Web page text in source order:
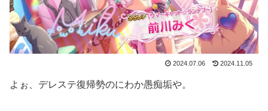
2024.07.06 2024.11.05
よぉ、デレステ復帰勢のにわか愚痴垢や。